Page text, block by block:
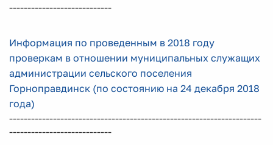
----------------------------
Информация по проведенным в 2018 году
проверкам в отношении муниципальных служащих
администрации сельского поселения
Горноправдинск (по состоянию на 24 декабря 2018
года)
---------------------------------------------------------------------
----------------------------